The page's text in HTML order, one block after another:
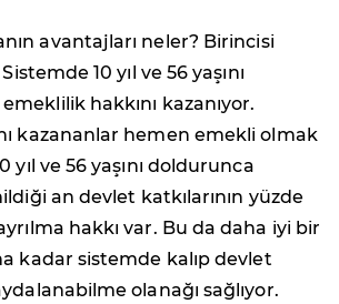
avantajları neler? Birincisi
10 yıl ve 56 yaşını
hakkını kazanıyor.
kazananlar hemen emekli olmak
yıl ve 56 yaşını doldurunca
an devlet katkılarının yüzde
hakkı var. Bu da daha iyi bir
kadar sistemde kalıp devlet
olanağı sağlıyor.